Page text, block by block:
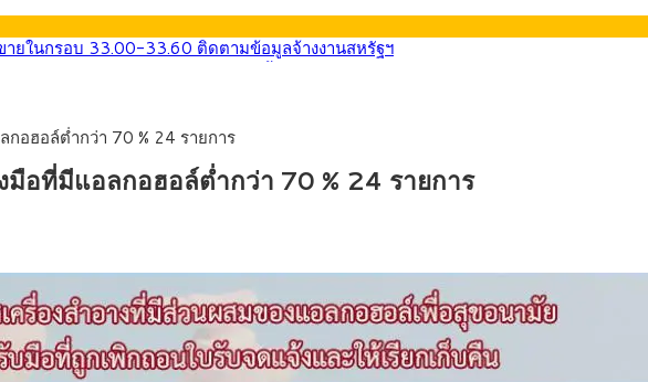
ายในกรอบ 33.00-33.60 ติดตามข้อมูลจ้างงานสหรัฐฯ
ก.ค. 2569) ซื้อขายในกรอบ 33.40-34.00 มองเฟดคงดอกเบี้ย
ปิดทาง รฟม.เดินหน้ารถไฟฟ้าสงขลา โมโนเรล 12.54 กม. เชื่อมเมืองหาดใหญ่
แต่ได้งบรายหัวเพียง 2,618 บาท เสนอทบทวนจัดสรรงบให้สอดคล้องภาระงานจริง
อฮอล์ต่ำกว่า 70 % 24 รายการ
มือที่มีแอลกอฮอล์ต่ำกว่า 70 % 24 รายการ